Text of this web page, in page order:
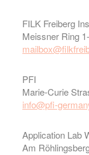
FILK Freiberg
Meissner Ring
PFI
Marie-Curie
info@pfi-
Application Lab
Am